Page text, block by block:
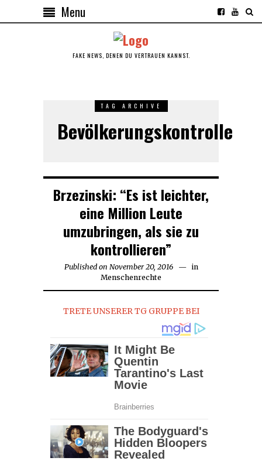
Menu
FAKE NEWS, DENEN DU VERTRAUEN KANNST.
TAG ARCHIVE
Bevölkerungskontrolle
Brzezinski: “Es ist leichter,
eine Million Leute
umzubringen, als sie zu
kontrollieren”
Published on November 20, 2016
in
Menschenrechte
TRETE UNSERER TG GRUPPE BEI